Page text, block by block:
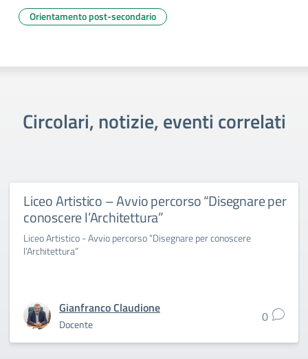
Orientamento post-secondario
Circolari, notizie, eventi correlati
Liceo Artistico – Avvio percorso “Disegnare per
conoscere l’Architettura”
Liceo Artistico - Avvio percorso “Disegnare per conoscere
l’Architettura”
Gianfranco Claudione
Docente 0